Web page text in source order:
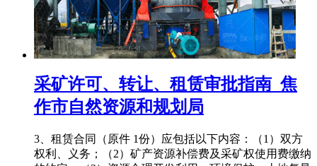
采矿许可、转让、租赁审批指南_焦
作市自然资源和规划局
3、租赁合同（原件 1份）应包括以下内容：（1）双方
权利、义务；（2）矿产资源补偿费及采矿权使用费缴纳